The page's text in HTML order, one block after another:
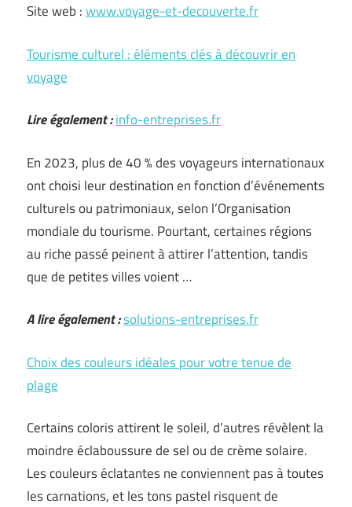
Site web :www.voyage-et-decouverte.fr
Tourisme culturel : éléments clés à découvrir en
voyage
Lire également :info-entreprises.fr
En 2023, plus de 40 % des voyageurs internationaux
ont choisi leur destination en fonction d’événements
culturels ou patrimoniaux, selon l’Organisation
mondiale du tourisme. Pourtant, certaines régions
au riche passé peinent à attirer l’attention, tandis
que de petites villes voient …
A lire également :solutions-entreprises.fr
Choix des couleurs idéales pour votre tenue de
plage
Certains coloris attirent le soleil, d’autres révèlent la
moindre éclaboussure de sel ou de crème solaire.
Les couleurs éclatantes ne conviennent pas à toutes
les carnations, et les tons pastel risquent de